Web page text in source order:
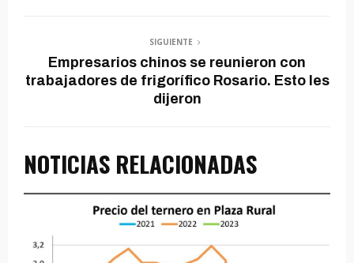
SIGUIENTE
Empresarios chinos se reunieron con
trabajadores de frigorífico Rosario. Esto les
dijeron
NOTICIAS RELACIONADAS